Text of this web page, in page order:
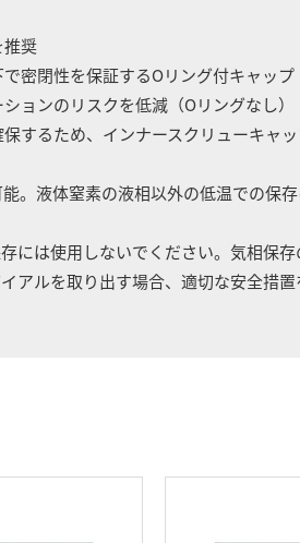
奨
密閉性を保証するOリング付キャップ
ョンのリスクを低減（Oリングなし）
するため、インナースクリューキャ
液体窒素の液相以外の低温での保存
には使用しないでください。気相保存
を取り出す場合、適切な安全措置